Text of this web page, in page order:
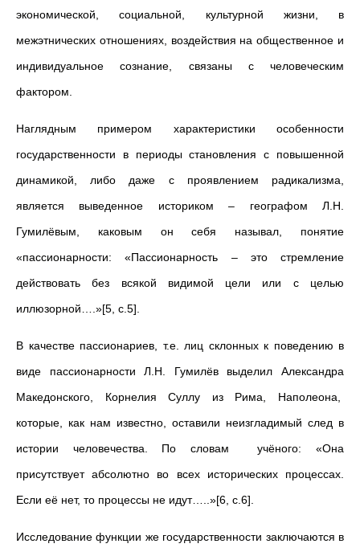
экономической, социальной, культурной жизни, в
межэтнических отношениях, воздействия на общественное и
индивидуальное сознание, связаны с человеческим
фактором.
Наглядным примером характеристики особенности
государственности в периоды становления с повышенной
динамикой, либо даже с проявлением радикализма,
является выведенное историком – географом Л.Н.
Гумилёвым, каковым он себя называл, понятие
«пассионарности: «Пассионарность – это стремление
действовать без всякой видимой цели или с целью
иллюзорной….»[5, с.5].
В качестве пассионариев, т.е. лиц склонных к поведению в
виде пассионарности Л.Н. Гумилёв выделил Александра
Македонского, Корнелия Суллу из Рима, Наполеона,
которые, как нам известно, оставили неизгладимый след в
истории человечества. По словам учёного: «Она
присутствует абсолютно во всех исторических процессах.
Если её нет, то процессы не идут…..»[6, с.6].
Исследование функции же государственности заключаются в